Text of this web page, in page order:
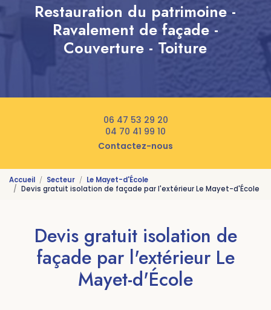
Restauration du patrimoine -
Ravalement de façade -
Couverture - Toiture
06 47 53 29 20
04 70 41 99 10
Contactez-nous
Accueil Secteur
Le Mayet-d'École
Devis gratuit isolation de façade par l'extérieur Le Mayet-d'École
Devis gratuit isolation de
façade par l'extérieur Le
Mayet-d'École